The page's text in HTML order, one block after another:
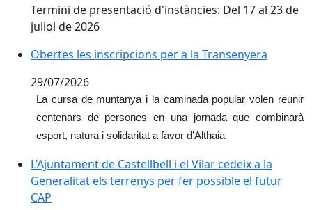
Termini de presentació d'instàncies: Del 17 al 23 de
juliol de 2026
Obertes les inscripcions per a la Transenyera
Obertes les inscripcions per a la Transenyera
29/07/2026
La cursa de muntanya i la caminada popular volen reunir
centenars de persones en una jornada que combinarà
esport, natura i solidaritat a favor d’Althaia
L’Ajuntament de Castellbell i el Vilar cedeix a la
L’Ajuntament de Castellbell i el Vilar cedeix a la
Generalitat els terrenys per fer possible el futur
CAP